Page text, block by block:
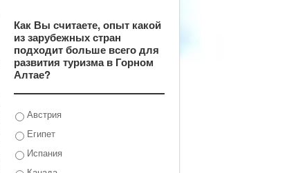
Как Вы считаете, опыт какой
из зарубежных стран
подходит больше всего для
развития туризма в Горном
Алтае?
Австрия
Египет
Испания